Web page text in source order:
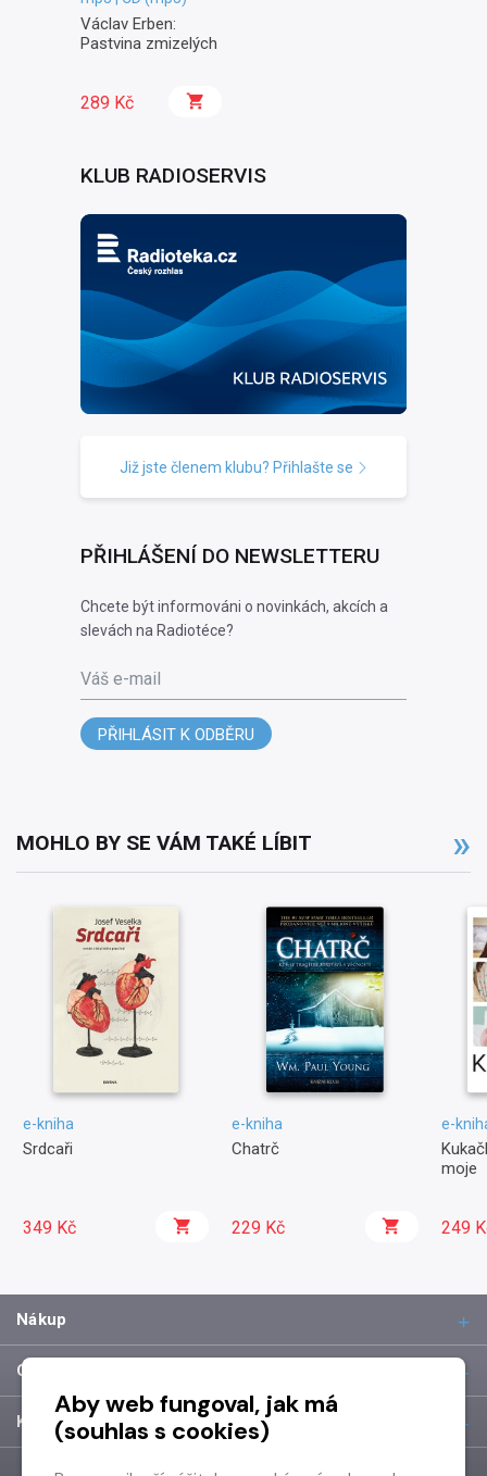
Václav Erben:
Pastvina zmizelých
289 Kč
KLUB RADIOSERVIS
Již jste členem klubu? Přihlašte se
PŘIHLÁŠENÍ DO NEWSLETTERU
Chcete být informováni o novinkách, akcích a
slevách na Radiotéce?
Váš e-mail
PŘIHLÁSIT K ODBĚRU
MOHLO BY SE VÁM TAKÉ LÍBIT
e-kniha
Srdcaři
349 Kč
e-kniha
Chatrč
229 Kč
e-
moje
249
Nákup
O společnosti
Kontakt
Aby web fungoval, jak má
(souhlas s cookies)